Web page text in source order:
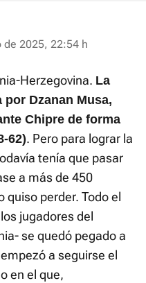
de 2025, 22:54 h
Herzegovina. La
Dzanan Musa,
Chipre de forma
62). Pero para lograr la
tenía que pasar
a más de 450
quiso perder. Todo el
jugadores del
se quedó pegado a
a seguirse el
en el que,